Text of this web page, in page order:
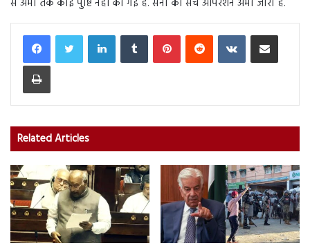
से अभी तक कोई पुष्टि नहीं की गई है. सेना का सर्च ऑपरेशन अभी जारी है.
LinkedInTumblr PinterestReddit VKontakteShare via Email
Print
Related Articles